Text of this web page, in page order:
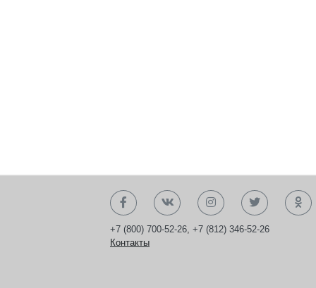
+7 (800) 700-52-26, +7 (812) 346-52-26
Контакты